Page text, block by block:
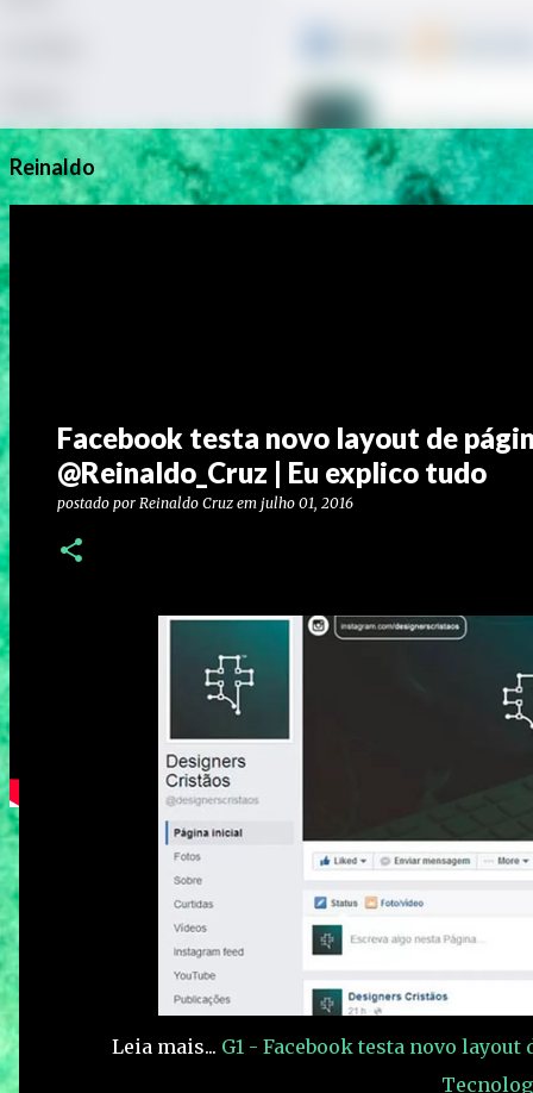
Reinaldo
Facebook testa novo layout de
@Reinaldo_Cruz | Eu explico tudo
postado por Reinaldo Cruz em julho 01, 2016
Leia mais... G1 - Facebook testa novo